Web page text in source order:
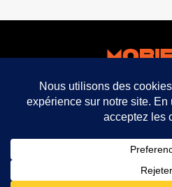
facebook
Mentions légales CGU
2021